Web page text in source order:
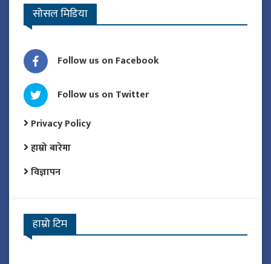
सोसल मिडिया
Follow us on Facebook
Follow us on Twitter
Privacy Policy
हाम्रो बारेमा
विज्ञापन
हाम्रो टिम